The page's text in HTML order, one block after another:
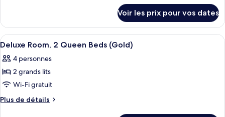
très
grand
lit
(Rock
Royalty)
le
type
de
Chambre
Deluxe,
très
grand
lit
Voir les prix pour vos dates
Afficher
toutes
les
photos
pour
ce
Une salle de bain moderne avec
3
Deluxe Room, 2 Queen Beds (Gold)
4 personnes
2 grands lits
Wi-Fi gratuit
Plus de détails
Plus